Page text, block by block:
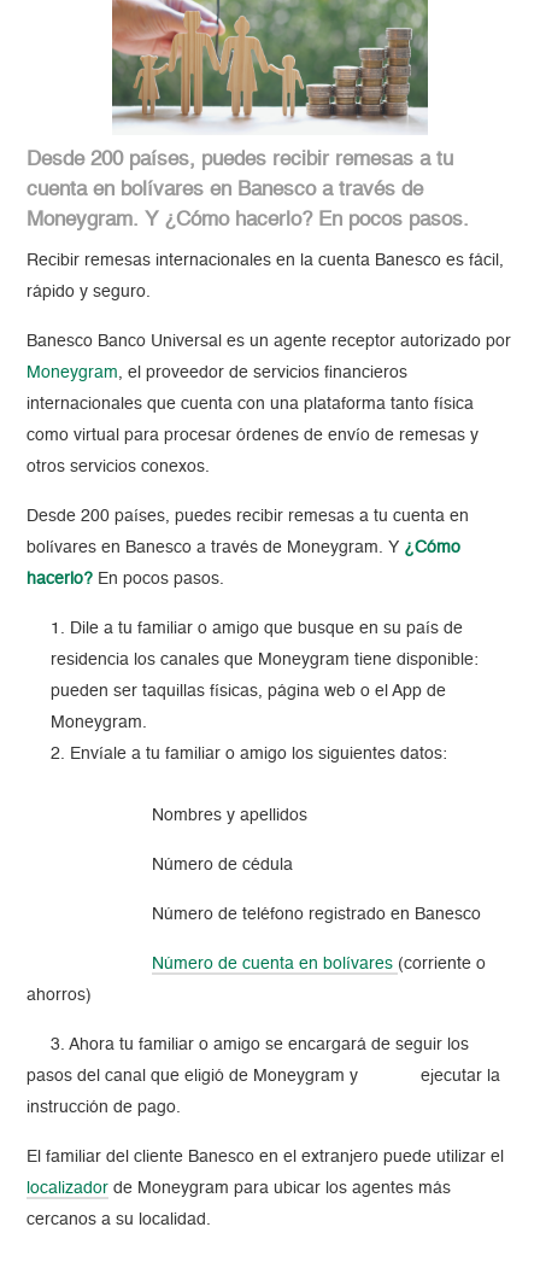
Desde 200 países, puedes recibir remesas a tu
cuenta en bolívares en Banesco a través de
Moneygram. Y ¿Cómo hacerlo? En pocos pasos.
Recibir remesas internacionales en la cuenta Banesco es fácil,
rápido y seguro.
Banesco Banco Universal es un agente receptor autorizado por
Moneygram, el proveedor de servicios financieros
internacionales que cuenta con una plataforma tanto física
como virtual para procesar órdenes de envío de remesas y
otros servicios conexos.
Desde 200 países, puedes recibir remesas a tu cuenta en
bolívares en Banesco a través de Moneygram. Y ¿Cómo
hacerlo? En pocos pasos.
Dile a tu familiar o amigo que busque en su país de
residencia los canales que Moneygram tiene disponible:
pueden ser taquillas físicas, página web o el App de
Moneygram.
Envíale a tu familiar o amigo los siguientes datos:
Nombres y apellidos
Número de cédula
Número de teléfono registrado en Banesco
Número de cuenta en bolívares (corriente o
ahorros)
3. Ahora tu familiar o amigo se encargará de seguir los
pasos del canal que eligió de Moneygram y ejecutar la
instrucción de pago.
El familiar del cliente Banesco en el extranjero puede utilizar el
localizador de Moneygram para ubicar los agentes más
cercanos a su localidad.